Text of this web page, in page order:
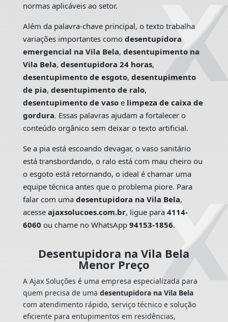
normas aplicáveis ao setor.
Além da palavra-chave principal, o texto trabalha
variações importantes como desentupidora
emergencial na Vila Bela, desentupimento na
Vila Bela, desentupidora 24 horas,
desentupimento de esgoto, desentupimento
de pia, desentupimento de ralo,
desentupimento de vasoe limpeza de caixa de
gordura. Essas palavras ajudam a fortalecer o
conteúdo orgânico sem deixar o texto artificial.
Se a pia está escoando devagar, o vaso sanitário
está transbordando, o ralo está com mau cheiro ou
o esgoto está retornando, o ideal é chamar uma
equipe técnica antes que o problema piore. Para
falar com uma desentupidora na Vila Bela,
acesse ajaxsolucoes.com.br, ligue para 4114-
6060 ou chame no WhatsApp 94153-1856.
Desentupidora na Vila Bela
Menor Preço
A Ajax Soluções é uma empresa especializada para
quem precisa de uma desentupidora na Vila Bela
com atendimento rápido, serviço técnico e solução
eficiente para entupimentos em residências,